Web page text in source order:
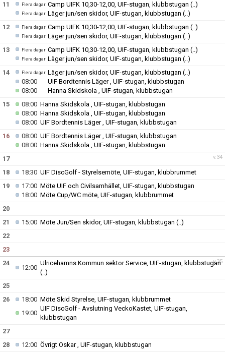
11
Flera dagar Camp UIFK 10,30-12,00, UIF-stugan, klubbstugan (..)
Flera dagar Läger jun/sen skidor, UIF-stugan, klubbstugan (..)
12
Flera dagar Camp UIFK 10,30-12,00, UIF-stugan, klubbstugan (..)
Flera dagar Läger jun/sen skidor, UIF-stugan, klubbstugan (..)
13
Flera dagar Camp UIFK 10,30-12,00, UIF-stugan, klubbstugan (..)
Flera dagar Läger jun/sen skidor, UIF-stugan, klubbstugan (..)
14
Flera dagar Läger jun/sen skidor, UIF-stugan, klubbstugan (..)
08:00
UIF Bordtennis Läger , UIF-stugan, klubbstugan
08:00
Hanna Skidskola , UIF-stugan, klubbstugan
15
08:00 Hanna Skidskola , UIF-stugan, klubbstugan
08:00 Hanna Skidskola , UIF-stugan, klubbstugan
08:00 UIF Bordtennis Läger , UIF-stugan, klubbstugan
16
08:00 UIF Bordtennis Läger , UIF-stugan, klubbstugan
08:00 Hanna Skidskola , UIF-stugan, klubbstugan
v.34
17
18
18:30 UIF DiscGolf - Styrelsemöte, UIF-stugan, klubbrummet
19
17:00 Möte UIF och Civilsamhället, UIF-stugan, klubbstugan
18:00 Möte Cup/WC möte, UIF-stugan, klubbrummet
20
21
15:00 Möte Jun/Sen skidor, UIF-stugan, klubbstugan (..)
22
23
v.35
24
12:00
Ulricehamns Kommun sektor Service, UIF-stugan, klubbstugan
(..)
25
26
18:00 Möte Skid Styrelse, UIF-stugan, klubbrummet
19:00
UIF DiscGolf - Avslutning VeckoKastet, UIF-stugan,
klubbstugan
27
28
12:00 Övrigt Oskar , UIF-stugan, klubbstugan